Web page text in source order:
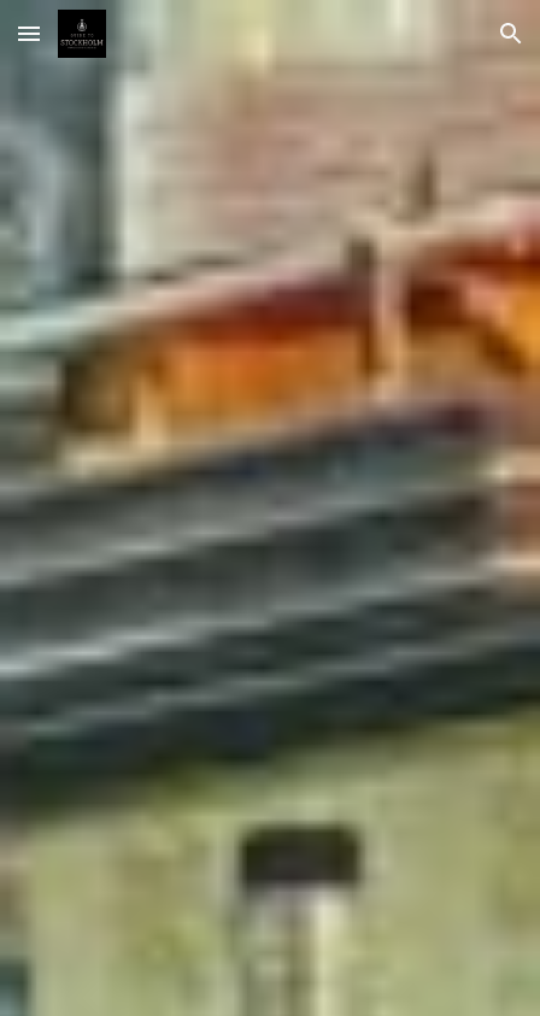
Skip to main content Skip to navigation